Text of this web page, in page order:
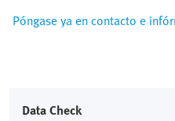
Póngase ya en contacto e
Data Check